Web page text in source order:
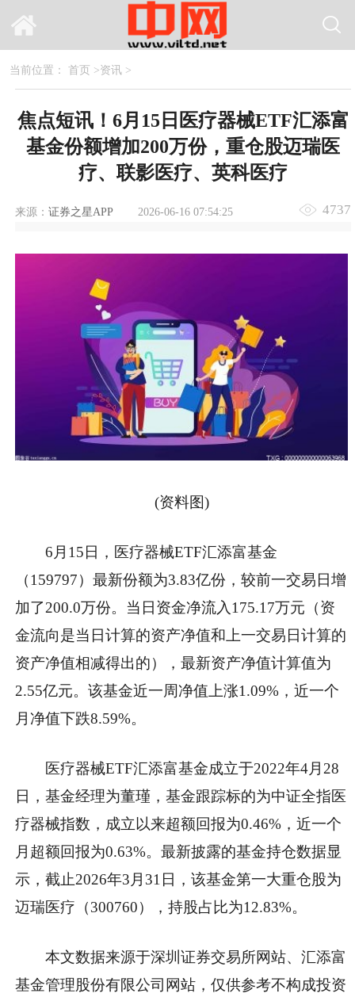
当前位置： 首页 >资讯>
焦点短讯！6月15日医疗器械ETF汇添富
基金份额增加200万份，重仓股迈瑞医
疗、联影医疗、英科医疗
来源： 证券之星APP 2026-06-16 07:54:25 4737
(资料图)
6月15日，医疗器械ETF汇添富基金
（159797）最新份额为3.83亿份，较前一交易日增
加了200.0万份。当日资金净流入175.17万元（资
金流向是当日计算的资产净值和上一交易日计算的
资产净值相减得出的），最新资产净值计算值为
2.55亿元。该基金近一周净值上涨1.09%，近一个
月净值下跌8.59%。
医疗器械ETF汇添富基金成立于2022年4月28
日，基金经理为董瑾，基金跟踪标的为中证全指医
疗器械指数，成立以来超额回报为0.46%，近一个
月超额回报为0.63%。最新披露的基金持仓数据显
示，截止2026年3月31日，该基金第一大重仓股为
迈瑞医疗（300760），持股占比为12.83%。
本文数据来源于深圳证券交易所网站、汇添富
基金管理股份有限公司网站，仅供参考不构成投资